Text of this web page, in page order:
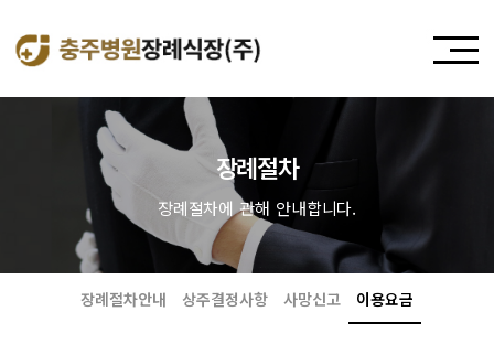
장례절차
장례절차에 관해 안내합니다.
장례절차안내 상주결정사항 사망신고 이용요금